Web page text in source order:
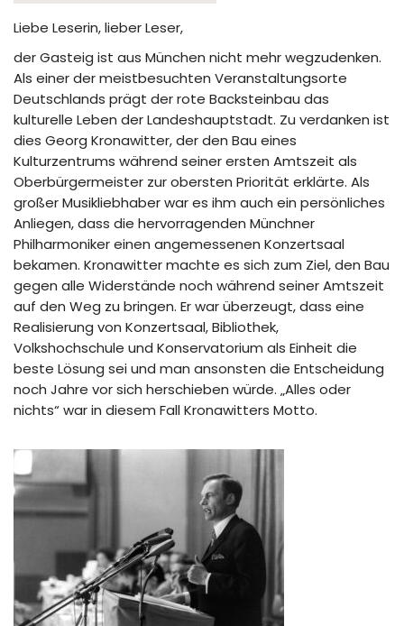
Liebe Leserin, lieber Leser,
der Gasteig ist aus München nicht mehr wegzudenken.
Als einer der meistbesuchten Veranstaltungsorte
Deutschlands prägt der rote Backsteinbau das
kulturelle Leben der Landeshauptstadt. Zu verdanken ist
dies Georg Kronawitter, der den Bau eines
Kulturzentrums während seiner ersten Amtszeit als
Oberbürgermeister zur obersten Priorität erklärte. Als
großer Musikliebhaber war es ihm auch ein persönliches
Anliegen, dass die hervorragenden Münchner
Philharmoniker einen angemessenen Konzertsaal
bekamen. Kronawitter machte es sich zum Ziel, den Bau
gegen alle Widerstände noch während seiner Amtszeit
auf den Weg zu bringen. Er war überzeugt, dass eine
Realisierung von Konzertsaal, Bibliothek,
Volkshochschule und Konservatorium als Einheit die
beste Lösung sei und man ansonsten die Entscheidung
noch Jahre vor sich herschieben würde. „Alles oder
nichts“ war in diesem Fall Kronawitters Motto.